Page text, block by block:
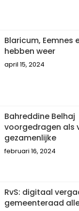
Blaricum, Eemnes
hebben weer
april 15, 2024
Bahreddine Belhaj
voorgedragen als
gezamenlijke
februari 16, 2024
RvS: digitaal
gemeenteraad